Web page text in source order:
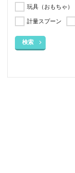
玩具（おもちゃ）
計量スプーン
検索